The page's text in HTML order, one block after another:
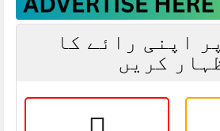
اپنی رائے کا
کریں